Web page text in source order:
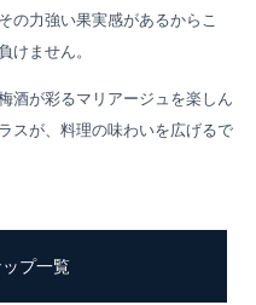
の力強い果実感があるからこ
けません。
酒が彩るマリアージュを楽しん
スが、料理の味わいを広げるで
プ一覧